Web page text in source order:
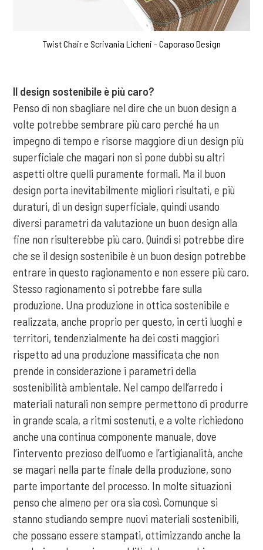
Twist Chair e Scrivania Licheni - Caporaso Design
Il design sostenibile è più caro?
Penso di non sbagliare nel dire che un buon design a
volte potrebbe sembrare più caro perché ha un
impegno di tempo e risorse maggiore di un design più
superficiale che magari non si pone dubbi su altri
aspetti oltre quelli puramente formali. Ma il buon
design porta inevitabilmente migliori risultati, e più
duraturi, di un design superficiale, quindi usando
diversi parametri da valutazione un buon design alla
fine non risulterebbe più caro. Quindi si potrebbe dire
che se il design sostenibile è un buon design potrebbe
entrare in questo ragionamento e non essere più caro.
Stesso ragionamento si potrebbe fare sulla
produzione. Una produzione in ottica sostenibile e
realizzata, anche proprio per questo, in certi luoghi e
territori, tendenzialmente ha dei costi maggiori
rispetto ad una produzione massificata che non
prende in considerazione i parametri della
sostenibilità ambientale. Nel campo dell’arredo i
materiali naturali non sempre permettono di produrre
in grande scala, a ritmi sostenuti, e a volte richiedono
anche una continua componente manuale, dove
l’intervento prezioso dell’uomo e l’artigianalità, anche
se magari nella parte finale della produzione, sono
parte importante del processo. In molte situazioni
penso che almeno per ora sia così. Comunque si
stanno studiando sempre nuovi materiali sostenibili,
che possano essere stampati, ottimizzando anche la